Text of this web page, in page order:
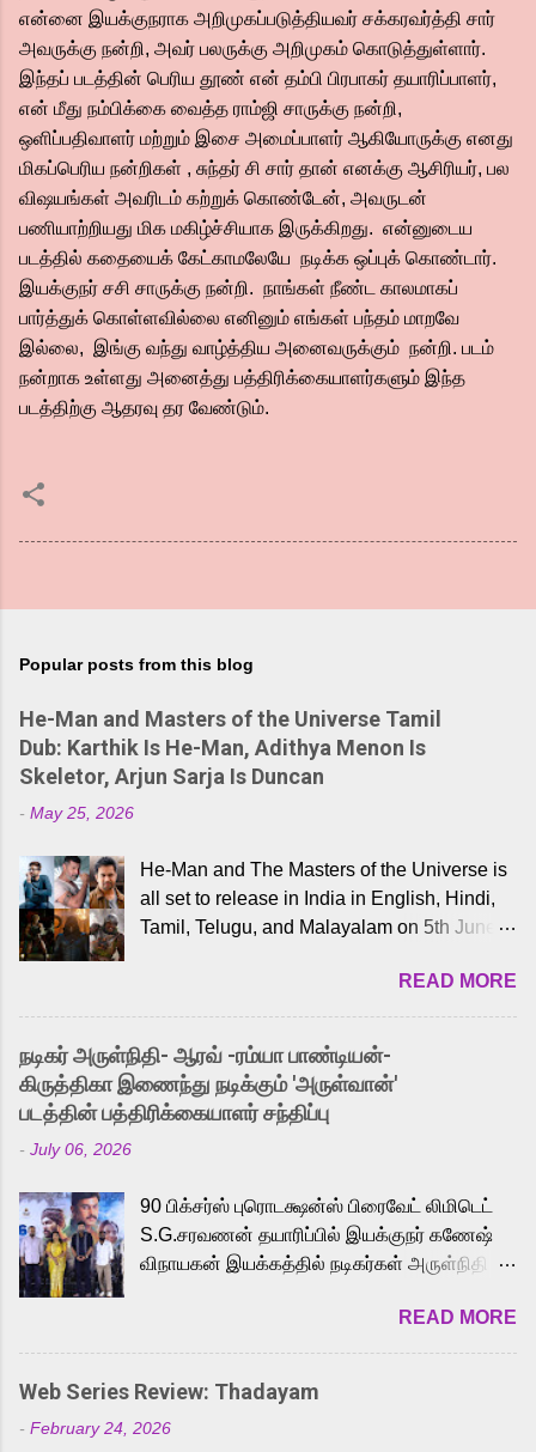
என்னை இயக்குநராக அறிமுகப்படுத்தியவர் சக்கரவர்த்தி சார்
அவருக்கு நன்றி, அவர் பலருக்கு அறிமுகம் கொடுத்துள்ளார்.
இந்தப் படத்தின் பெரிய தூண் என் தம்பி பிரபாகர் தயாரிப்பாளர்,
என் மீது நம்பிக்கை வைத்த ராம்ஜி சாருக்கு நன்றி,
ஒளிப்பதிவாளர் மற்றும் இசை அமைப்பாளர் ஆகியோருக்கு எனது
மிகப்பெரிய நன்றிகள் , சுந்தர் சி சார் தான் எனக்கு ஆசிரியர், பல
விஷயங்கள் அவரிடம் கற்றுக் கொண்டேன், அவருடன்
பணியாற்றியது மிக மகிழ்ச்சியாக இருக்கிறது. என்னுடைய
படத்தில் கதையைக் கேட்காமலேயே நடிக்க ஒப்புக் கொண்டார்.
இயக்குநர் சசி சாருக்கு நன்றி. நாங்கள் நீண்ட காலமாகப்
பார்த்துக் கொள்ளவில்லை எனினும் எங்கள் பந்தம் மாறவே
இல்லை, இங்கு வந்து வாழ்த்திய அனைவருக்கும் நன்றி. படம்
நன்றாக உள்ளது அனைத்து பத்திரிக்கையாளர்களும் இந்த
படத்திற்கு ஆதரவு தர வேண்டும்.
Popular posts from this blog
He-Man and Masters of the Universe Tamil
Dub: Karthik Is He-Man, Adithya Menon Is
Skeletor, Arjun Sarja Is Duncan
- May 25, 2026
He-Man and The Masters of the Universe is
all set to release in India in English, Hindi,
Tamil, Telugu, and Malayalam on 5th June,
received a lot of love from cult He-Man fans
and offered audiences an exciting glimpse
into the world of Eternia, the recently
released Tamil trailer has also generated
strong excitement among Tamil audiences.
Adding to the growing buzz is the film’s
to the iconic superhero He-Man. Known for
memorable songs like “Behene De” from
Raavan, “Oru Maalai” from Ghajini, and
loved for his versatile voice and strong
command over multiple languages, making
him a strong fit for the legendary character.
READ MORE
நடிகர் அருள்நிதி- ஆரவ் -ரம்யா பாண்டியன்-
கிருத்திகா இணைந்து நடிக்கும் 'அருள்வான்'
படத்தின் பத்திரிக்கையாளர் சந்திப்பு
- July 06, 2026
90 பிக்சர்ஸ் புரொடக்ஷன்ஸ் பிரைவேட் லிமிடெட்
S.G.சரவணன் தயாரிப்பில் இயக்குநர் கணேஷ்
விநாயகன் இயக்கத்தில் நடிகர்கள் அருள்நிதி -
முக்கிய வேடத்தில் இணைந்து நடித்திருக்கும்
'அருள்வான்' திரைப்படத்தினை
பத்திரிக்கையாளர் சந்திப்பு சென்னையில்
நடைபெற்றது. இயக்குநர் கணேஷ் விநாயகன்
இயக்கத்தில் உருவாகியுள்ள 'அருள்வான்'
READ MORE
Web Series Review: Thadayam
- February 24, 2026